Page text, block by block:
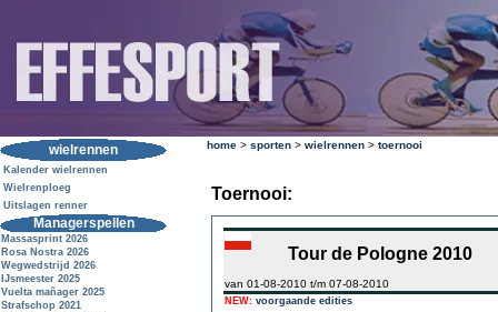
wielrennen
Kalender wielrennen
Wielrenploeg
Uitslagen renner
Managerspellen
Massasprint 2026
Rosa Nostra 2026
Wegwedstrijd 2026
IJsmeester 2025
Vuelta mañager 2025
Strafschop 2021
home > sporten > wielrennen > toernooi
Toernooi:
Tour de Pologne 2010
van 01-08-2010 t/m 07-08-2010
NEW: voorgaande edities